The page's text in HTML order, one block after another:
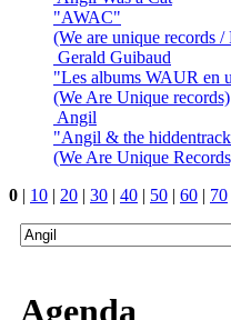
"AWAC"
(We are unique records /
Gerald Guibaud
"Les albums WAUR en
(We Are Unique records)
Angil
"Angil & the
(We Are Unique
0 | 10 | 20 | 30 | 40 | 50 | 60 | 70
Agenda